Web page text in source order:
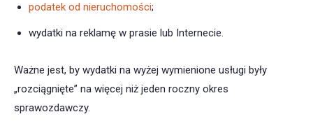
podatek od nieruchomości;
wydatki na reklamę w prasie lub Internecie.
Ważne jest, by wydatki na wyżej wymienione usługi były
„rozciągnięte” na więcej niż jeden roczny okres
sprawozdawczy.